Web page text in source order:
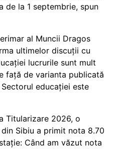
de la 1 septembrie, spun
al Muncii Dragos
ultimelor discuții cu
lucrurile sunt mult
față de varianta publicată
educației este
Titularizare 2026, o
Sibiu a primit nota 8.70
Când am văzut nota